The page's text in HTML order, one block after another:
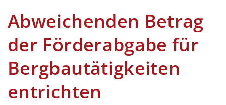
Abweichenden Betrag
der Förderabgabe für
Bergbautätigkeiten
entrichten